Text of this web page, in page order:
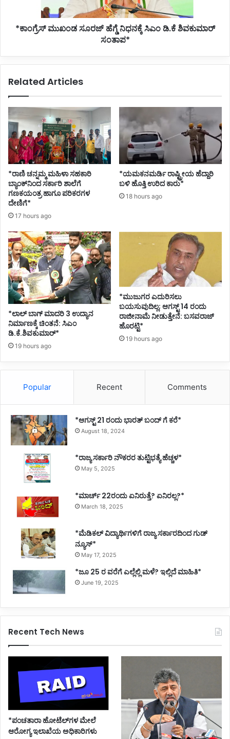
*ಕಾಂಗ್ರೆಸ್ ಮುಖಂಡ ಸೂರಜ್ ಹೆಗ್ಡೆ ನಿಧನಕ್ಕೆ ಸಿಎಂ ಡಿ.ಕೆ ಶಿವಕುಮಾರ್
ಸಂತಾಪ*
Related Articles
*ರಾಣಿ ಚನ್ನಮ್ಮ ಮಹಿಳಾ ಸಹಕಾರಿ
ಬ್ಯಾಂಕ್‌ನಿಂದ ಸರ್ಕಾರಿ ಶಾಲೆಗೆ
ಗಣಕಯಂತ್ರ ಹಾಗೂ ಪರಿಕರಗಳ
ದೇಣಿಗೆ*
17 hours ago
*ಯಮಕನಮರ್ಡಿ ರಾಷ್ಟ್ರೀಯ ಹೆದ್ದಾರಿ
ಬಳಿ ಹೊತ್ತಿ ಉರಿದ ಕಾರು*
18 hours ago
*ಲಾಲ್ ಬಾಗ್ ಮಾದರಿ 3 ಉದ್ಯಾನ
ನಿರ್ಮಾಣಕ್ಕೆ ಚಿಂತನೆ: ಸಿಎಂ
ಡಿ.ಕೆ.ಶಿವಕುಮಾರ್*
19 hours ago
*ಮುಜುಗರ ಎದುರಿಸಲು
ಬಯಸುವುದಿಲ್ಲ; ಆಗಸ್ಟ್ 14 ರಂದು
ರಾಜೀನಾಮೆ ನೀಡುತ್ತೇನೆ: ಬಸವರಾಜ್
ಹೊರಟ್ಟಿ*
19 hours ago
Popular Recent Comments
*ಆಗಸ್ಟ್ 21 ರಂದು ಭಾರತ್‌ ಬಂದ್‌ ಗೆ ಕರೆ*
August 18, 2024
*ರಾಜ್ಯ ಸರ್ಕಾರಿ ನೌಕರರ ತುಟ್ಟಿಭತ್ಯೆ ಹೆಚ್ಚಳ*
May 5, 2025
*ಮಾರ್ಚ್ 22ರಂದು ಏನಿರುತ್ತೆ? ಏನಿರಲ್ಲ?*
March 18, 2025
*ಮೆಡಿಕಲ್ ವಿದ್ಯಾರ್ಥಿಗಳಿಗೆ ರಾಜ್ಯ ಸರ್ಕಾರದಿಂದ ಗುಡ್
ನ್ಯೂಸ್*
May 17, 2025
*ಜೂ 25 ರ ವರೆಗೆ ಎಲ್ಲೆಲ್ಲಿ ಮಳೆ? ಇಲ್ಲಿದೆ ಮಾಹಿತಿ*
June 19, 2025
Recent Tech News
*ಪಂಚತಾರಾ ಹೋಟೆಲ್‌ಗಳ ಮೇಲೆ
ಆರೋಗ್ಯ ಇಲಾಖೆಯ ಅಧಿಕಾರಿಗಳು